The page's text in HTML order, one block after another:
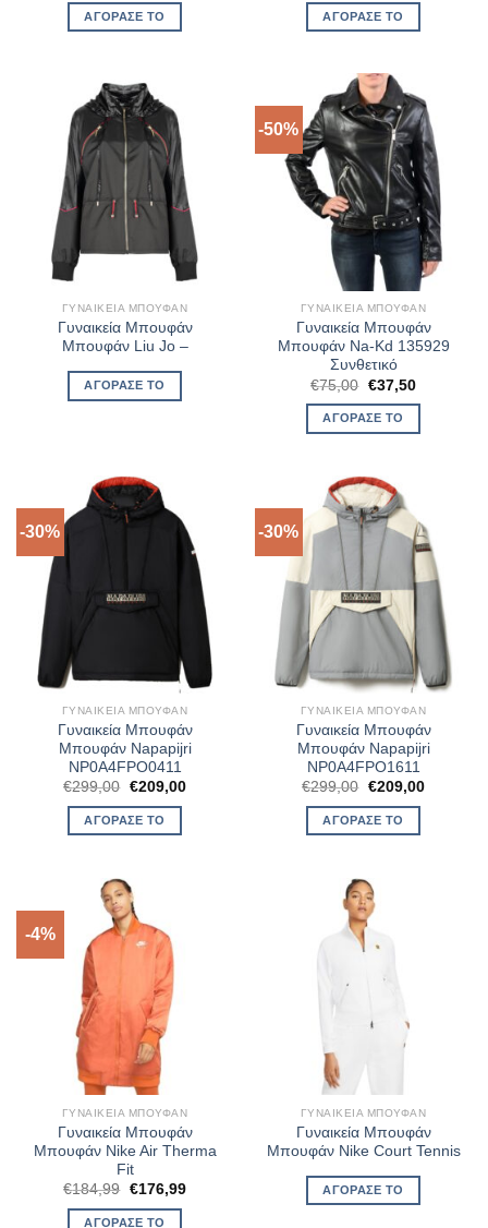
was:
€239,00.
ΑΓΌΡΑΣΈ ΤΟ
was:
€129,00.
ΑΓΌΡΑΣΈ ΤΟ
ΓΥΝΑΙΚΕΊΑ ΜΠΟΥΦΆΝ
Γυναικεία Μπουφάν
Μπουφάν Liu Jo –
ΑΓΌΡΑΣΈ ΤΟ
-50%
ΓΥΝΑΙΚΕΊΑ ΜΠΟΥΦΆΝ
Γυναικεία Μπουφάν
Μπουφάν Na-Kd 135929
Συνθετικό
€75,00 Original
price
was:
€75,00.
€37,50Η
ΑΓΌΡΑΣΈ ΤΟ
-30%
ΓΥΝΑΙΚΕΊΑ ΜΠΟΥΦΆΝ
Γυναικεία Μπουφάν
Μπουφάν Napapijri
NP0A4FPO0411
€299,00 Original
was:
€299,00.
€209,00Η
ΑΓΌΡΑΣΈ ΤΟ
-30%
ΓΥΝΑΙΚΕΊΑ ΜΠΟΥΦΆΝ
Γυναικεία Μπουφάν
Μπουφάν Napapijri
NP0A4FPO1611
€299,00 Original
was:
€299,00.
€209,00Η
ΑΓΌΡΑΣΈ ΤΟ
-4%
ΓΥΝΑΙΚΕΊΑ ΜΠΟΥΦΆΝ
Γυναικεία Μπουφάν
Μπουφάν Nike Air Therma
Fit
€184,99 Original
was:
€176,99Η
ΑΓΌΡΑΣΈ ΤΟ
ΓΥΝΑΙΚΕΊΑ ΜΠΟΥΦΆΝ
Γυναικεία Μπουφάν
Μπουφάν Nike Court Tennis
ΑΓΌΡΑΣΈ ΤΟ